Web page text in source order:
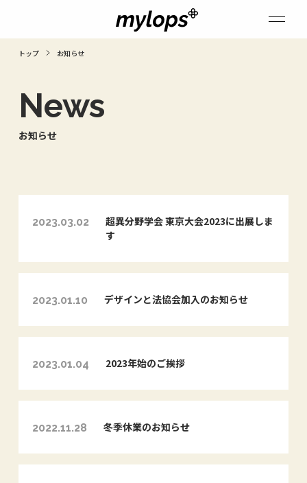
トップ お知らせ
News
お知らせ
2023.03.02
超異分野学会 東京大会2023に出展しま
す
2023.01.10 デザインと法協会加入のお知らせ
2023.01.04 2023年始のご挨拶
2022.11.28 冬季休業のお知らせ